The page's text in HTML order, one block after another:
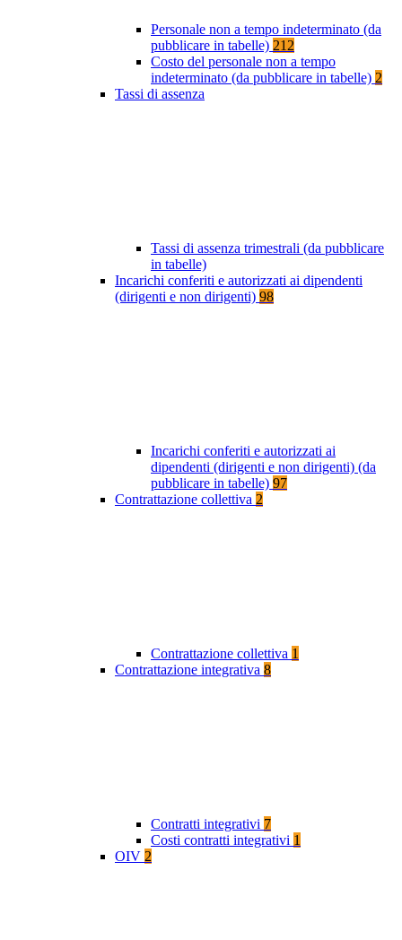
Personale non a tempo indeterminato (da
pubblicare in tabelle) 212
Costo del personale non a tempo
indeterminato (da pubblicare in tabelle) 2
Tassi di assenza
Tassi di assenza trimestrali (da pubblicare
in tabelle)
Incarichi conferiti e autorizzati ai dipendenti
(dirigenti e non dirigenti) 98
Incarichi conferiti e autorizzati ai
dipendenti (dirigenti e non dirigenti) (da
pubblicare in tabelle) 97
Contrattazione collettiva 2
Contrattazione collettiva 1
Contrattazione integrativa 8
Contratti integrativi 7
Costi contratti integrativi 1
OIV 2